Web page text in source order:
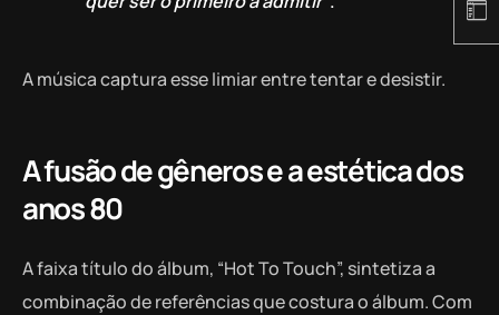
A música captura esse limiar entre tentar e desistir.
A fusão de gêneros e a estética dos
anos 80
A faixa título do álbum, “Hot To Touch”, sintetiza a
combinação de referências que costura o álbum. Com